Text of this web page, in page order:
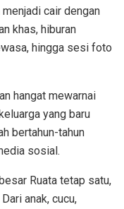
cair dengan
khas, hiburan
hingga sesi foto
hangat mewarnai
yang baru
bertahun-tahun
sosial.
Ruata tetap satu,
anak, cucu,